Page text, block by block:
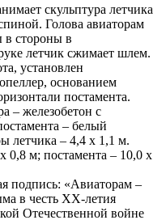
скульптура летчика
Голова авиаторам
в стороны в
летчик сжимает шлем.
установлен
основанием
постамента.
– железобетон с
– белый
летчика – 4,4 х 1,1 м.
0,8 м; постамента – 10,0 х
подпись: «Авиаторам –
в честь ХХ-летия
Отечественной войне